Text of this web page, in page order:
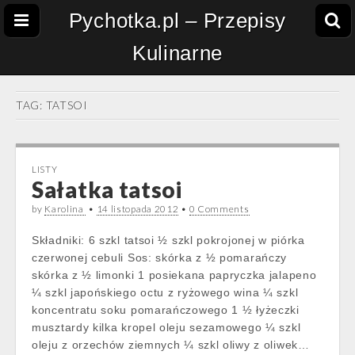
Pychotka.pl – Przepisy
Kulinarne
TAG: TATSOI
LISTY
Sałatka tatsoi
by Karolina • 14 listopada 2012 • 0 Comments
Składniki: 6 szkl tatsoi ½ szkl pokrojonej w piórka
czerwonej cebuli Sos: skórka z ½ pomarańczy
skórka z ½ limonki 1 posiekana papryczka jalapeno
¼ szkl japońskiego octu z ryżowego wina ¼ szkl
koncentratu soku pomarańczowego 1 ½ łyżeczki
musztardy kilka kropel oleju sezamowego ¼ szkl
oleju z orzechów ziemnych ¼ szkl oliwy z oliwek…